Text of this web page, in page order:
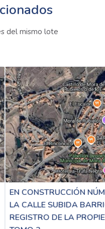
del mismo lote
6 VIVIENDA
DE TROYA. INSCRITA
DE MORA DE